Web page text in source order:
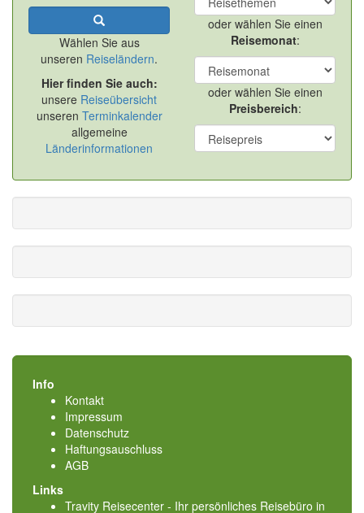
Wählen Sie aus
unseren Reiseländern.
Hier finden Sie auch:
unsere Reiseübersicht
unseren Terminkalender
allgemeine
Länderinformationen
oder wählen Sie einen
Reisemonat:
oder wählen Sie einen
Preisbereich:
Info
Kontakt
Impressum
Datenschutz
Haftungsauschluss
AGB
Links
Travity Reisecenter - Ihr persönliches Reisebüro in